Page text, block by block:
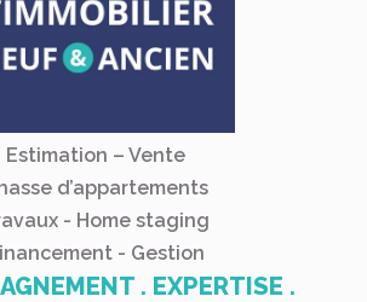
Estimation – Vente
d’appartements
- Home staging
- Gestion
. EXPERTISE .